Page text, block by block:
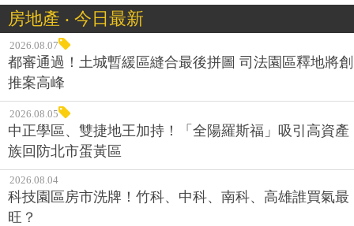
房地產 ‧ 今日最新
2026.08.07
都審通過！土城暫緩區縫合最後拼圖 司法園區釋地將創
推案高峰
2026.08.05
中正學區、雙捷地王加持！「全陽羅斯福」吸引高資產
族回防北市蛋黃區
2026.08.04
科技園區房市洗牌！竹科、中科、南科、高雄誰買氣最
旺？